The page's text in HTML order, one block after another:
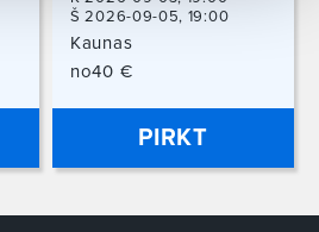
Š 2026-09-05, 19:00
Kaunas
no40 €
PIRKT